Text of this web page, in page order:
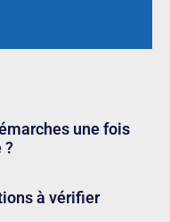
une fois
?
à vérifier